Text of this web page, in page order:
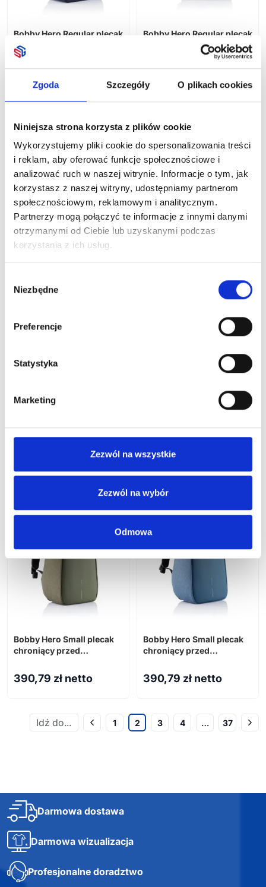
Zgoda Szczegóły O plikach cookies
Niniejsza strona korzysta z plików cookie
Wykorzystujemy pliki cookie do spersonalizowania treści
i reklam, aby oferować funkcje społecznościowe i
analizować ruch w naszej witrynie. Informacje o tym, jak
korzystasz z naszej witryny, udostępniamy partnerom
społecznościowym, reklamowym i analitycznym.
Partnerzy mogą połączyć te informacje z innymi danymi
otrzymanymi od Ciebie lub uzyskanymi podczas
korzystania z ich usług.
zgody
Niezbędne
Preferencje
Statystyka
Marketing
Zezwól na wszystkie
Zezwól na wybór
Odmowa
Wyposażenie wnętrz
Plażowe
Podróżne
Pozostałe
Książkowe
Ścienne
Gadżety okolicznościowe
Boże Narodzenie
Bobby Hero Regular plecak
chroniący przed
kieszonkowcami
454,08zł netto
Bobby Hero Regular plecak
chroniący przed
kieszonkowcami
454,08zł netto
Bobby Hero Regular plecak
chroniący przed
Bobby Hero Regular plecak
Bobby Hero Small plecak
390,79zł netto
Bobby Hero Small plecak
chroniący przed
kieszonkowcami
390,79zł netto
Bobby Hero Small plecak
chroniący przed
390,79 zł netto
Bobby Hero Small plecak
chroniący przed
390,79 zł netto
1 2 3 4 … 37
Darmowa dostawa
Darmowa wizualizacja
Profesjonalne doradztwo